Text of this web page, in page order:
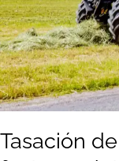
Tasación
de
tu
maquinaria?